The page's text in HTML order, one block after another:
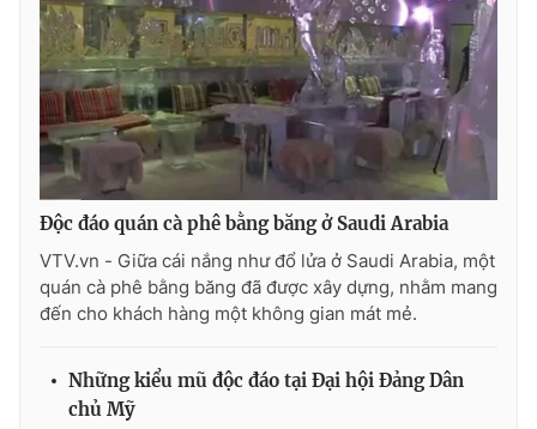
Ðiện thoại Thời báo VTV:024.66 897 897
Email:toasoan@vtv.vn
Liên hệ quảng cáo:
024-7300.7108
® Cấm sao chép dưới mọi hình thức nếu không có sự chấp
Độc đáo quán cà phê bằng băng ở Saudi Arabia
VTV.vn - Giữa cái nắng như đổ lửa ở Saudi Arabia, một
quán cà phê bằng băng đã được xây dựng, nhằm mang
đến cho khách hàng một không gian mát mẻ.
Những kiểu mũ độc đáo tại Đại hội Đảng Dân
chủ Mỹ